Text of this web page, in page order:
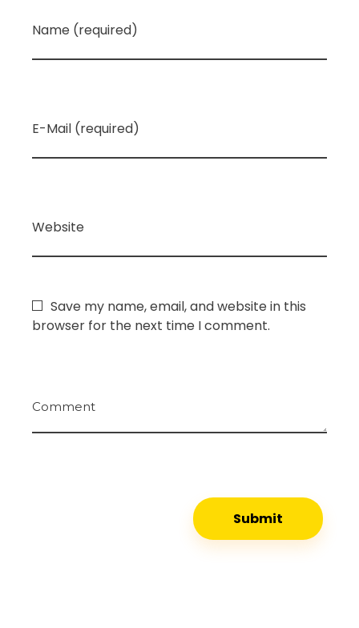
Name (required)
E-Mail (required)
Website
Save my name, email, and website in this
browser for the next time I comment.
Comment